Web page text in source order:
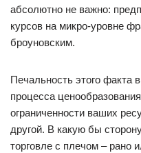
абсолютно не важно:
курсов на микро-уровне
броуновским.
Печальность этого факта
процесса
ограниченности ваших
другой. В какую бы
торговле с плечом – рано